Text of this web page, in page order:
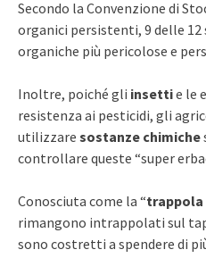
Secondo la Convenzione di
organici persistenti, 9 delle 12
organiche più pericolose e
Inoltre, poiché gli insettie le
resistenza ai pesticidi, gli
utilizzare sostanze chimiche
controllare queste “super
Conosciuta come la “trappola
rimangono intrappolati sul
sono costretti a spendere di